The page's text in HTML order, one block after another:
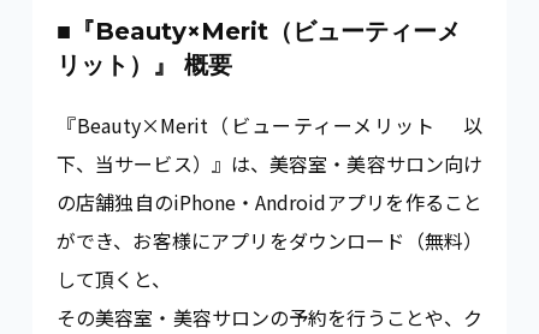
■『Beauty×Merit（ビューティーメ
リット）』 概要
『Beauty×Merit（ビューティーメリット 以
下、当サービス）』は、美容室・美容サロン向け
の店舗独自のiPhone・Androidアプリを作ること
ができ、お客様にアプリをダウンロード（無料）
して頂くと、
その美容室・美容サロンの予約を行うことや、ク